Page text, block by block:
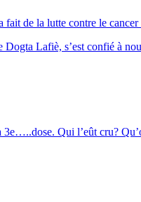
de la lutte contre le cancer
Lafiè, s’est confié à
3e…..dose. Qui l’eût cru?